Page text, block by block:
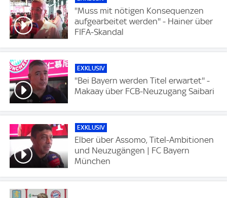
''Muss mit nötigen Konsequenzen
aufgearbeitet werden'' - Hainer über
FIFA-Skandal
EXKLUSIV
''Bei Bayern werden Titel erwartet'' -
Makaay über FCB-Neuzugang Saibari
EXKLUSIV
Elber über Assomo, Titel-Ambitionen
und Neuzugängen | FC Bayern
München